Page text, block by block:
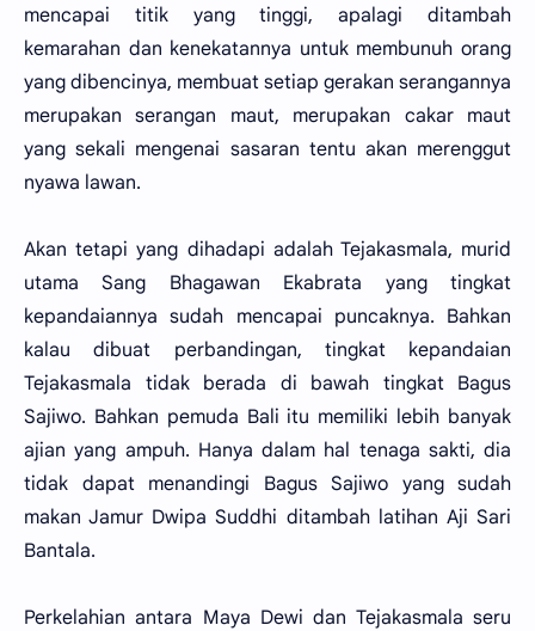
mencapai titik yang tinggi, apalagi ditambah
kemarahan dan kenekatannya untuk membunuh orang
yang dibencinya, membuat setiap gerakan serangannya
merupakan serangan maut, merupakan cakar maut
yang sekali mengenai sasaran tentu akan merenggut
nyawa lawan.
Akan tetapi yang dihadapi adalah Tejakasmala, murid
utama Sang Bhagawan Ekabrata yang tingkat
kepandaiannya sudah mencapai puncaknya. Bahkan
kalau dibuat perbandingan, tingkat kepandaian
Tejakasmala tidak berada di bawah tingkat Bagus
Sajiwo. Bahkan pemuda Bali itu memiliki lebih banyak
ajian yang ampuh. Hanya dalam hal tenaga sakti, dia
tidak dapat menandingi Bagus Sajiwo yang sudah
makan Jamur Dwipa Suddhi ditambah latihan Aji Sari
Bantala.
Perkelahian antara Maya Dewi dan Tejakasmala seru